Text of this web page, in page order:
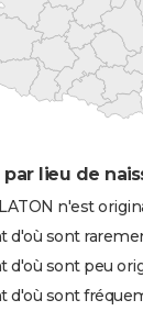
par lieu de
n'est
d'où sont
sont peu
d'où sont